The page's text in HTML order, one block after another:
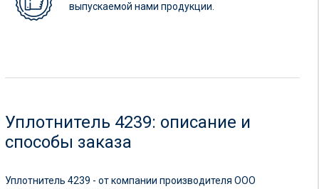
выпускаемой нами продукции.
Уплотнитель 4239: описание и
способы заказа
Уплотнитель 4239 - от компании производителя ООО